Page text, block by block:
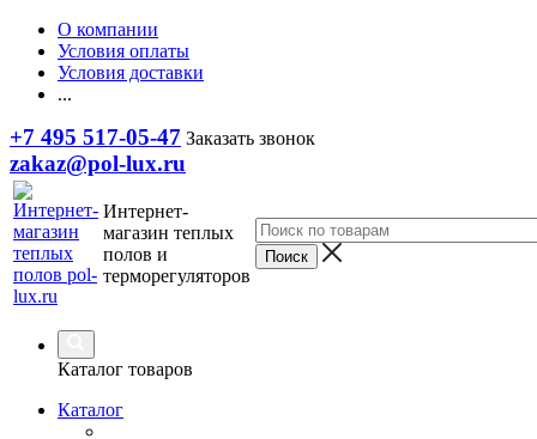
О компании
Условия оплаты
Условия доставки
...
+7 495 517-05-47 Заказать звонок
zakaz@pol-lux.ru
Интернет-
магазин теплых
полов и
терморегуляторов
Каталог товаров
Каталог